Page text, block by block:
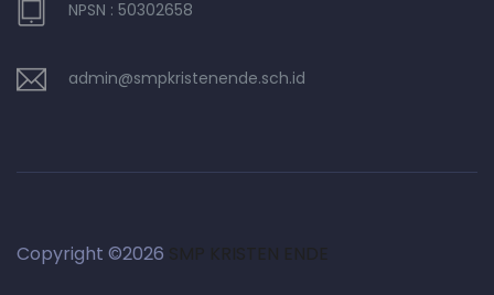
NPSN : 50302658
admin@smpkristenende.sch.id
Copyright ©2026 SMP KRISTEN ENDE